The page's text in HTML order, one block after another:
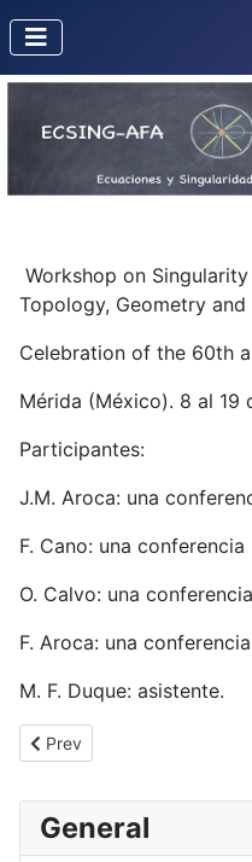
General
Workshop on
Topology, Geometry and
Celebration of the 60th
Mérida (México). 8 al 19
Participantes:
J.M. Aroca: una
F. Cano: una conferencia
O. Calvo: una
F. Aroca: una
M. F. Duque: asistente.
Previous article: Functional
Prev